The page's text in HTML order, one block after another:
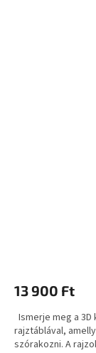
13 900 Ft
Ismerje meg a
rajztáblával,
szórakozni. A